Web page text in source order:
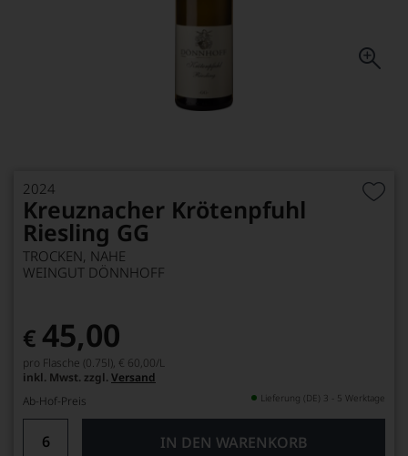
2024
Kreuznacher Krötenpfuhl
Riesling GG
TROCKEN, NAHE
WEINGUT DÖNNHOFF
€ 45,00
pro Flasche (0.75l), € 60,00/L
inkl. Mwst. zzgl. Versand
Ab-Hof-Preis
Lieferung (DE) 3 - 5 Werktage
IN DEN WARENKORB